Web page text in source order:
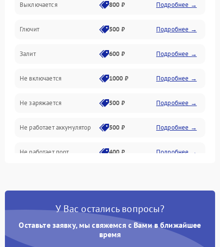
Механические проблемы
Матрица и оптика
Питание и питание цепей
Проблемы с картами памяти
Объективы
Программные сбои
Коммуникации и интерфейсы
Выключается 800 ₽ Подробнее →
Глючит 500 ₽ Подробнее →
Залит 600 ₽ Подробнее →
Не включается 1000 ₽ Подробнее →
Не заряжается 500 ₽ Подробнее →
Не работает аккумулятор 500 ₽ Подробнее →
Не работает порт 400 ₽ Подробнее →
У Вас остались вопросы?
Оставьте заявку, мы свяжемся с Вами в ближайшее
время